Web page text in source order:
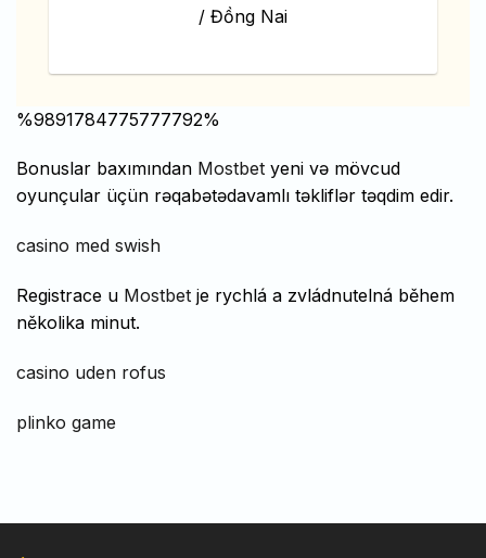
/ Đồng Nai
%9891784775777792%
Bonuslar baxımından Mostbet yeni və mövcud
oyunçular üçün rəqabətədavamlı təkliflər təqdim edir.
casino med swish
Registrace u Mostbet je rychlá a zvládnutelná během
několika minut.
casino uden rofus
plinko game